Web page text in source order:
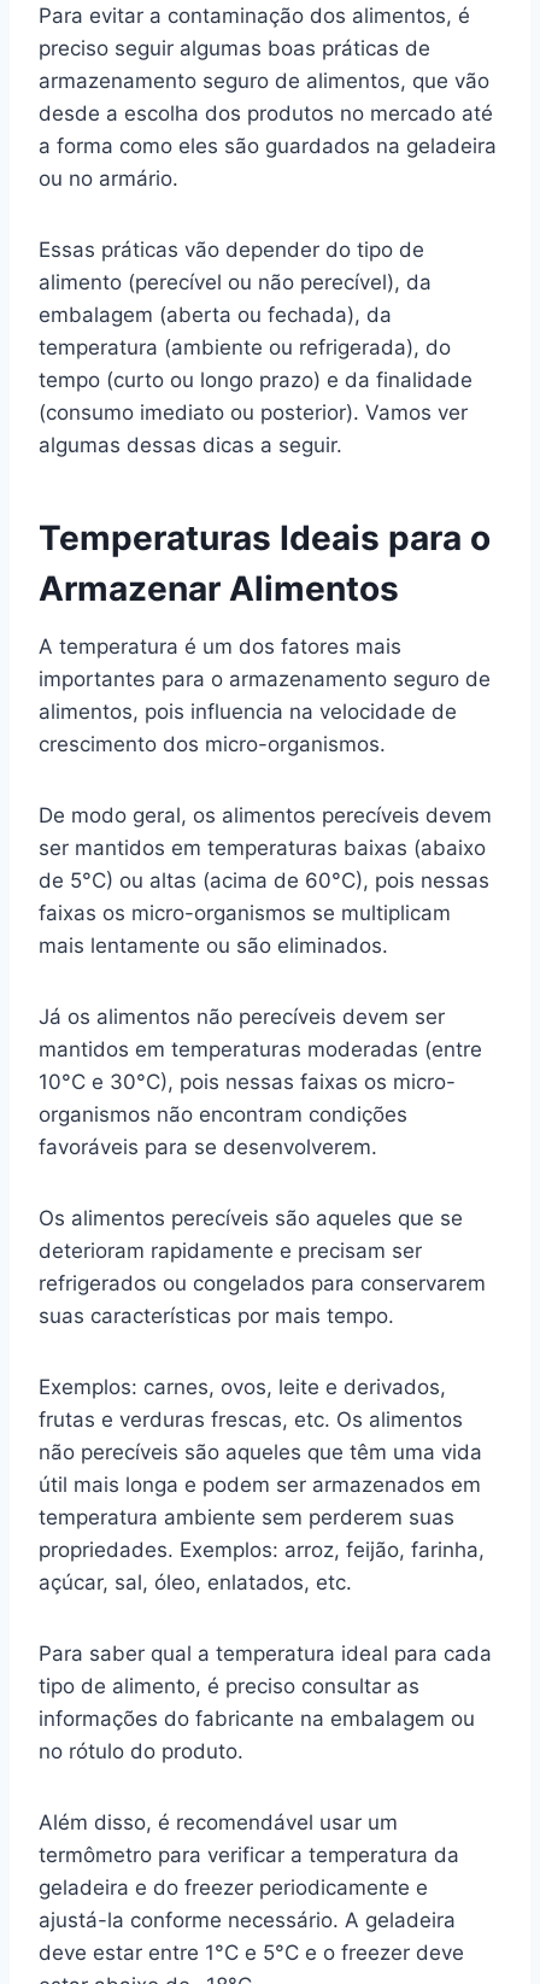
Para evitar a contaminação dos alimentos, é
preciso seguir algumas boas práticas de
armazenamento seguro de alimentos, que vão
desde a escolha dos produtos no mercado até
a forma como eles são guardados na geladeira
ou no armário.
Essas práticas vão depender do tipo de
alimento (perecível ou não perecível), da
embalagem (aberta ou fechada), da
temperatura (ambiente ou refrigerada), do
tempo (curto ou longo prazo) e da finalidade
(consumo imediato ou posterior). Vamos ver
algumas dessas dicas a seguir.
Temperaturas Ideais para o
Armazenar Alimentos
A temperatura é um dos fatores mais
importantes para o armazenamento seguro de
alimentos, pois influencia na velocidade de
crescimento dos micro-organismos.
De modo geral, os alimentos perecíveis devem
ser mantidos em temperaturas baixas (abaixo
de 5°C) ou altas (acima de 60°C), pois nessas
faixas os micro-organismos se multiplicam
mais lentamente ou são eliminados.
Já os alimentos não perecíveis devem ser
mantidos em temperaturas moderadas (entre
10°C e 30°C), pois nessas faixas os micro-
organismos não encontram condições
favoráveis para se desenvolverem.
Os alimentos perecíveis são aqueles que se
deterioram rapidamente e precisam ser
refrigerados ou congelados para conservarem
suas características por mais tempo.
Exemplos: carnes, ovos, leite e derivados,
frutas e verduras frescas, etc. Os alimentos
não perecíveis são aqueles que têm uma vida
útil mais longa e podem ser armazenados em
temperatura ambiente sem perderem suas
propriedades. Exemplos: arroz, feijão, farinha,
açúcar, sal, óleo, enlatados, etc.
Para saber qual a temperatura ideal para cada
tipo de alimento, é preciso consultar as
informações do fabricante na embalagem ou
no rótulo do produto.
Além disso, é recomendável usar um
termômetro para verificar a temperatura da
geladeira e do freezer periodicamente e
ajustá-la conforme necessário. A geladeira
deve estar entre 1°C e 5°C e o freezer deve